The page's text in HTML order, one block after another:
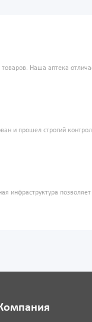
товаров. Наша аптека
и прошел строгий
инфраструктура